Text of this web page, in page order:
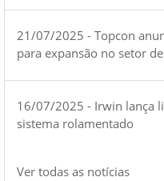
21/07/2025 - Topcon
para expansão no setor
16/07/2025 - Irwin lança
sistema rolamentado
Ver todas as notícias